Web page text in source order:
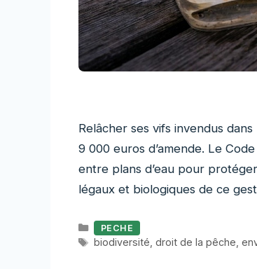
Relâcher ses vifs invendus
9 000 euros d’amende. Le
entre plans d’eau pour
légaux et biologiques de ce
Catégories
PECHE
Étiquettes
biodiversité droit de la pêche